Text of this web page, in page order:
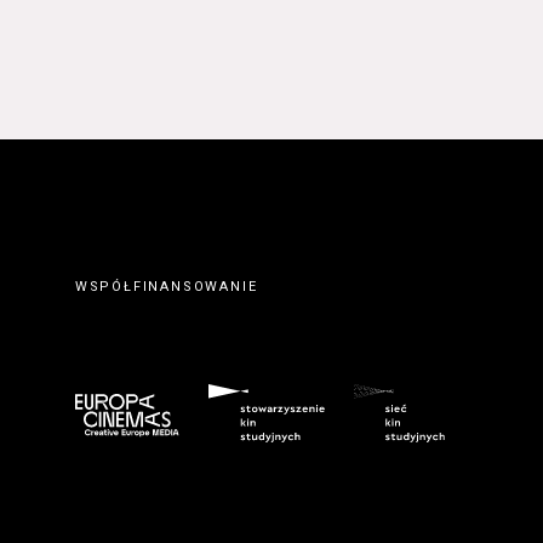
WSPÓŁFINANSOWANIE